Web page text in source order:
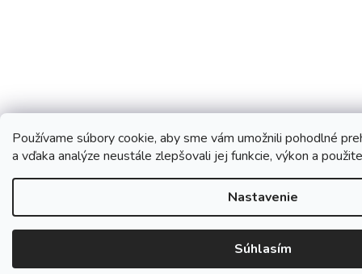
Používame súbory cookie, aby sme vám umožnili pohodlné
a vďaka analýze neustále zlepšovali jej funkcie, výkon a
Nastavenie
Súhlasím